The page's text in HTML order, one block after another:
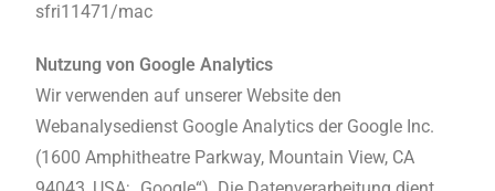
sfri11471/mac
Nutzung von Google Analytics
Wir verwenden auf unserer Website den
Webanalysedienst Google Analytics der Google Inc.
(1600 Amphitheatre Parkway, Mountain View, CA